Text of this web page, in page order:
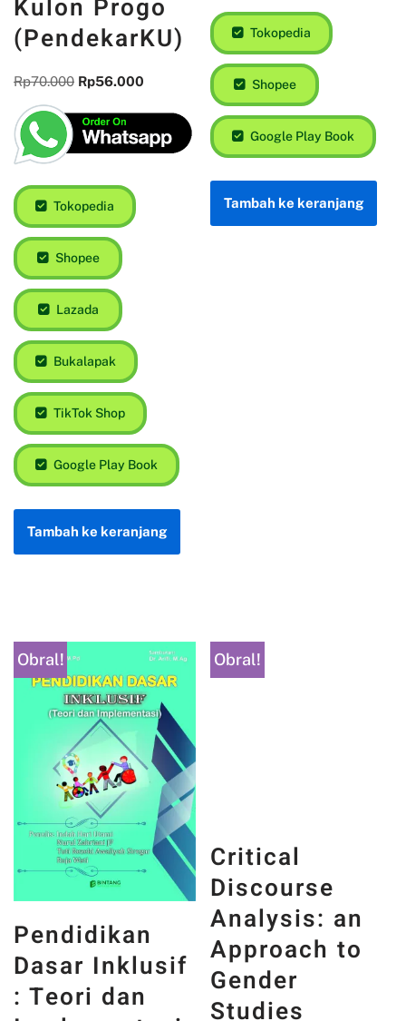
Kulon Progo
(PendekarKU)
Rp70.000 Rp56.000
Tokopedia
Shopee
Lazada
Bukalapak
TikTok Shop
Google Play Book
Tambah ke keranjang
Tokopedia
Shopee
Google Play Book
Tambah ke keranjang
Obral!
Pendidikan
Dasar Inklusif
: Teori dan
Obral!
Critical
Discourse
Analysis: an